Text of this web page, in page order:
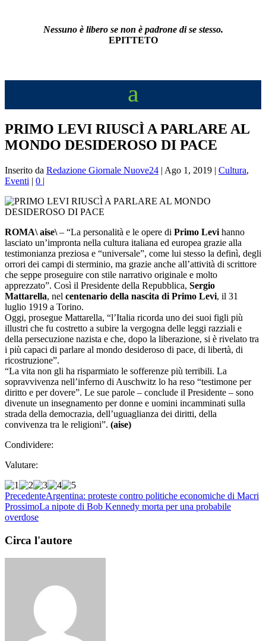
Nessuno è libero se non è padrone di se stesso.
EPITTETO
PRIMO LEVI RIUSCÌ A PARLARE AL
MONDO DESIDEROSO DI PACE
Inserito da Redazione Giornale Nuove24 | Ago 1, 2019 | Cultura,
Eventi | 0 |
ROMA\ aise\– “La personalità e le opere di Primo Levi hanno
lasciato un’impronta nella cultura italiana ed europea grazie alla
testimonianza preziosa e “universale”, come lui stesso la definì, degli
orrori dei campi di sterminio, ma grazie anche all’attività di scrittore
che seppe proseguire con stile narrativo originale e molto
apprezzato”. Così il Presidente della Repubblica, Sergio
Mattarella, nel centenario della nascita di Primo Levi, il 31
luglio 1919 a Torino.
Oggi, prosegue Mattarella, “l’Italia ricorda uno dei suoi figli più
illustri che fu costretto a subire la vergogna delle leggi razziali e
della persecuzione nazista e che, dopo la liberazione, si è rivelato tra
i più capaci di parlare al mondo desideroso di pace, di libertà, di
ricostruzione”.
“La vita non gli ha risparmiato le sofferenze più terribili. La
sopravvivenza nell’inferno di Auschwitz lo ha reso “testimone per
diritto e per dovere”. Le sue parole – conclude il Presidente – sono
divenute un insegnamento per donne e uomini incamminati sulla
strada della democrazia, dell’uguaglianza dei diritti, della
convivenza tra le religioni”. (aise)
Condividere:
Valutare:
PrecedenteArgentina: proteste contro politiche economiche di Macri
ProssimoLa nipote di Bob Kennedy morta per una probabile
overdose
Circa l'autore